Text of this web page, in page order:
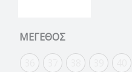
ΜΕΓΕΘΟΣ